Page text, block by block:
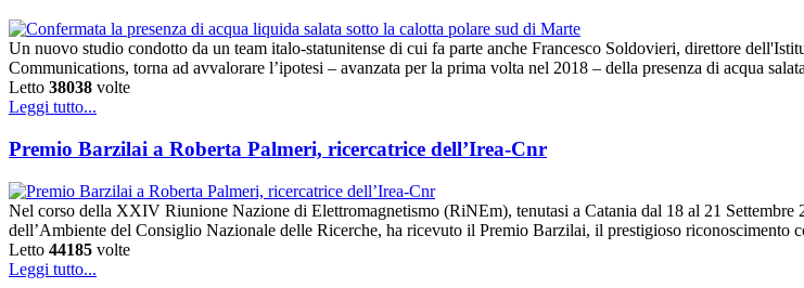
Un nuovo studio condotto da un team italo-statunitense di cui fa parte anche Francesco Soldovieri, direttore
Communications, torna ad avvalorare l’ipotesi – avanzata per la prima volta nel 2018 – della presenza di acqua
Letto 38038 volte
Leggi tutto...
Premio Barzilai a Roberta Palmeri, ricercatrice dell’Irea-Cnr
Nel corso della XXIV Riunione Nazione di Elettromagnetismo (RiNEm), tenutasi a Catania dal 18 al 21
dell’Ambiente del Consiglio Nazionale delle Ricerche, ha ricevuto il Premio Barzilai, il prestigioso
Letto 44185 volte
Leggi tutto...